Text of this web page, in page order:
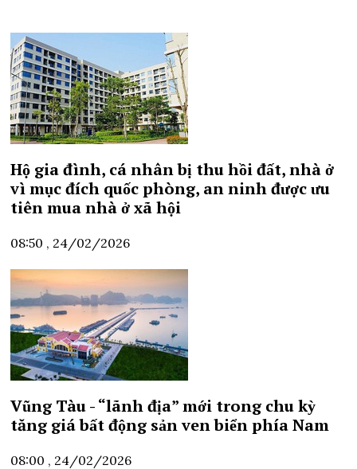
Hộ gia đình, cá nhân bị thu hồi đất, nhà ở
vì mục đích quốc phòng, an ninh được ưu
tiên mua nhà ở xã hội
08:50 , 24/02/2026
Vũng Tàu - “lãnh địa” mới trong chu kỳ
tăng giá bất động sản ven biển phía Nam
08:00 , 24/02/2026